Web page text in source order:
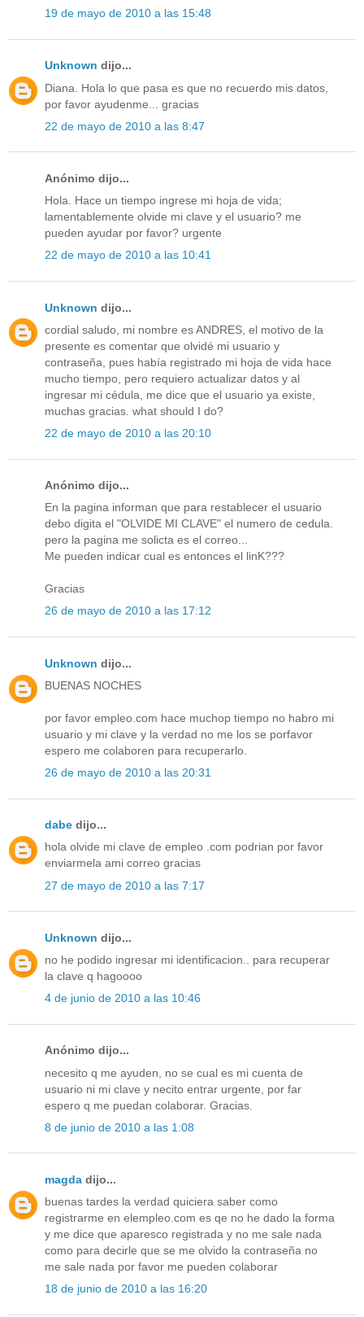
19 de mayo de 2010 a las 15:48
Unknown dijo...
Diana. Hola lo que pasa es que no recuerdo mis datos,
por favor ayudenme... gracias
22 de mayo de 2010 a las 8:47
Anónimo dijo...
Hola. Hace un tiempo ingrese mi hoja de vida;
lamentablemente olvide mi clave y el usuario? me
pueden ayudar por favor? urgente
22 de mayo de 2010 a las 10:41
Unknown dijo...
cordial saludo, mi nombre es ANDRES, el motivo de la
presente es comentar que olvidé mi usuario y
contraseña, pues había registrado mi hoja de vida hace
mucho tiempo, pero requiero actualizar datos y al
ingresar mi cédula, me dice que el usuario ya existe,
muchas gracias. what should I do?
22 de mayo de 2010 a las 20:10
Anónimo dijo...
En la pagina informan que para restablecer el usuario
debo digita el "OLVIDE MI CLAVE" el numero de cedula.
pero la pagina me solicta es el correo...
Me pueden indicar cual es entonces el linK???
Gracias
26 de mayo de 2010 a las 17:12
Unknown dijo...
BUENAS NOCHES
por favor empleo.com hace muchop tiempo no habro mi
usuario y mi clave y la verdad no me los se porfavor
espero me colaboren para recuperarlo.
26 de mayo de 2010 a las 20:31
dabe dijo...
hola olvide mi clave de empleo .com podrian por favor
enviarmela ami correo gracias
27 de mayo de 2010 a las 7:17
Unknown dijo...
no he podido ingresar mi identificacion.. para recuperar
la clave q hagoooo
4 de junio de 2010 a las 10:46
Anónimo dijo...
necesito q me ayuden, no se cual es mi cuenta de
usuario ni mi clave y necito entrar urgente, por far
espero q me puedan colaborar. Gracias.
8 de junio de 2010 a las 1:08
magda dijo...
buenas tardes la verdad quiciera saber como
registrarme en elempleo.com es qe no he dado la forma
y me dice que aparesco registrada y no me sale nada
como para decirle que se me olvido la contraseña no
me sale nada por favor me pueden colaborar
18 de junio de 2010 a las 16:20